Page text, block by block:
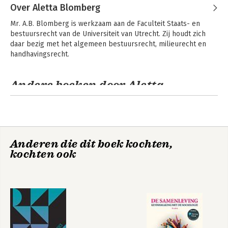
bestuursrecht
Over Aletta Blomberg
Mr. A.B. Blomberg is werkzaam aan de Faculteit Staats- en
bestuursrecht van de Universiteit van Utrecht. Zij houdt zich
daar bezig met het algemeen bestuursrecht, milieurecht en
handhavingsrecht.
Andere boeken door Aletta
Blomberg
Handhavingsrecht
Anderen die dit boek kochten,
kochten ook